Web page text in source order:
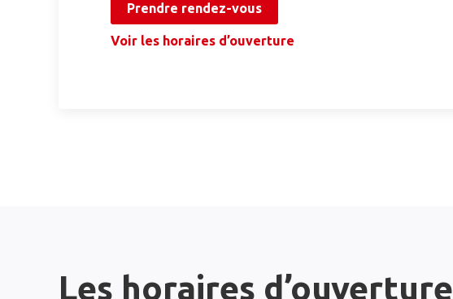
Prendre rendez-vous
Voir les horaires d’ouverture
Les horaires d’ouverture